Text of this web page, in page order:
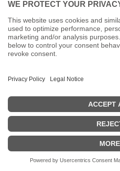
9
MAI
ANGELA GLAJCAR.
Das Imatra Art Museum in
Imatra in Finnland zeigt zurzeit
die Einzelausstellung THE WAY
Dauer der Ausstellung:
weitere Informationen: